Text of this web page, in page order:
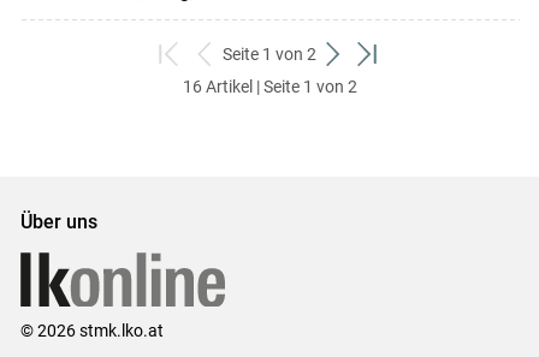
zum
ersten
zurück
zum
Seite 1 von 2
weiter
zum
zum
16 Artikel | Seite 1 von 2
Über uns
© 2026 stmk.lko.at